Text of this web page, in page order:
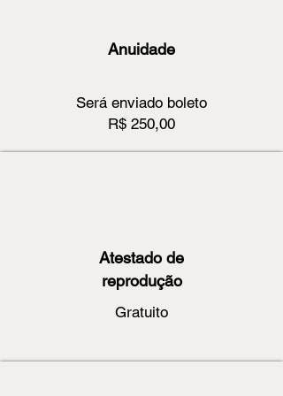
Anuidade
Será enviado boleto
R$ 250,00
Atestado de
reprodução
Gratuito